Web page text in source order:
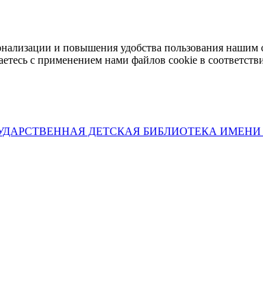
и повышения удобства пользования нашим
с применением нами файлов cookie в
ДЕТСКАЯ БИБЛИОТЕКА